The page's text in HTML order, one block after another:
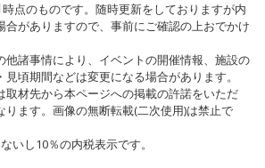
点のものです。随時更新をしておりますが内
合がありますので、事前にご確認の上おでかけ
諸事情により、イベントの開催情報、施設の
頃期間などは変更になる場合があります。
材先から本ページへの掲載の許諾をいただ
ります。画像の無断転載(二次使用)は禁止で
いし10％の内税表示です。